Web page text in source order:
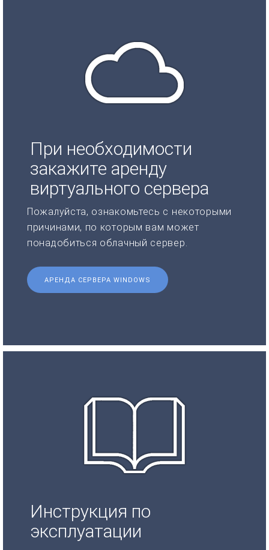
При необходимости
закажите аренду
виртуального сервера
Пожалуйста, ознакомьтесь с некоторыми
причинами, по которым вам может
понадобиться облачный сервер.
АРЕНДА СЕРВЕРА WINDOWS
Инструкция по
эксплуатации